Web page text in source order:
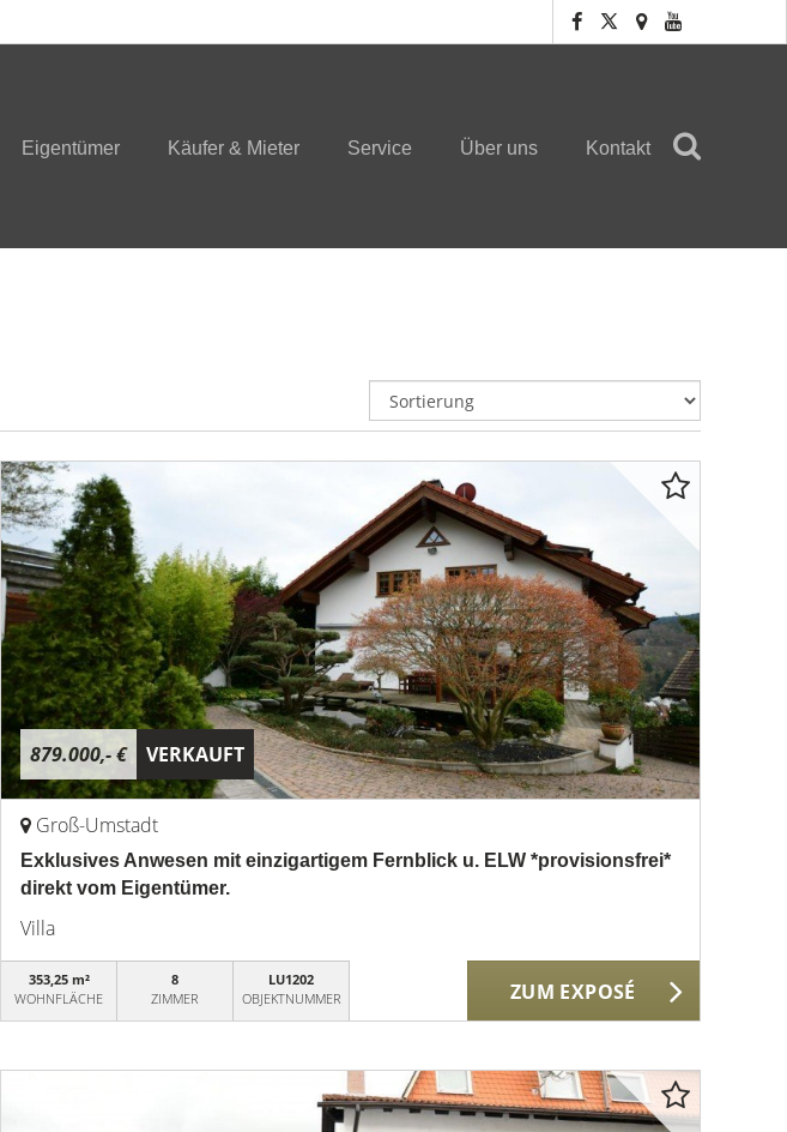
Eigentümer Käufer & Mieter Service Über uns Kontakt
879.000,- € VERKAUFT
Groß-Umstadt
Exklusives Anwesen mit einzigartigem Fernblick u. ELW *provisionsfrei*
direkt vom Eigentümer.
Villa
353,25 m²
WOHNFLÄCHE
8
ZIMMER
LU1202
OBJEKTNUMMER
ZUM EXPOSÉ